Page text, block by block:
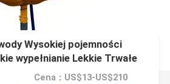
Wysokiej pojemności
wypełnianie Lekkie Trwałe
Cena：US$13-US$210